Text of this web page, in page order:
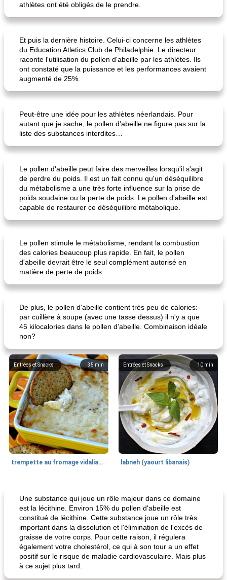
athlètes ont été obligés de le prendre.
Et puis la dernière histoire. Celui-ci concerne les athlètes
du Education Atletics Club de Philadelphie. Le directeur
raconte l'utilisation du pollen d'abeille par les athlètes. Ils
ont constaté que la puissance et les performances avaient
augmenté de 25%.
Peut-être une idée pour les athlètes néerlandais. Pour
autant que je sache, le pollen d'abeille ne figure pas sur la
liste des substances interdites…
Le pollen d'abeille peut faire des merveilles lorsqu'il s'agit
de perdre du poids. Il est un fait connu qu'un déséquilibre
du métabolisme a une très forte influence sur la prise de
poids soudaine ou la perte de poids. Le pollen d'abeille est
capable de restaurer ce déséquilibre métabolique.
Le pollen stimule le métabolisme, rendant la combustion
des calories beaucoup plus rapide. En fait, le pollen
d'abeille devrait être le seul complément autorisé en
matière de perte de poids.
De plus, le pollen d'abeille contient très peu de calories:
par cuillère à soupe (avec une tasse dessus) il n'y a que
45 kilocalories dans le pollen d'abeille. Combinaison idéale
non?
35 min
Entrées et Snacks
trempette au fromage vidalia® au fromage
10 min
Entrées et Snacks
labneh (yaourt libanais)
Une substance qui joue un rôle majeur dans ce domaine
est la lécithine. Environ 15% du pollen d'abeille est
constitué de lécithine. Cette substance joue un rôle très
important dans la dissolution et l'élimination de l'excès de
graisse de votre corps. Pour cette raison, il régulera
également votre cholestérol, ce qui à son tour a un effet
positif sur le risque de maladie cardiovasculaire. Mais plus
à ce sujet plus tard.